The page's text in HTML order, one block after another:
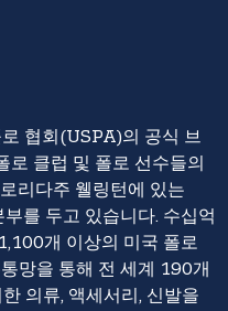
협회(USPA)의 공식 브
로 클럽 및 폴로 선수들의
리다주 웰링턴에 있는
를 두고 있습니다. 수십억
개 이상의 미국 폴로
망을 통해 전 세계 190개
의류, 액세서리, 신발을